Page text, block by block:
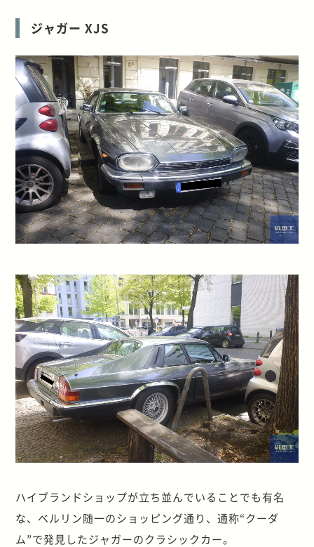
ジャガー XJS
ハイブランドショップが立ち並んでいることでも有名
な、ベルリン随一のショッピング通り、通称“クーダ
ム”で発見したジャガーのクラシックカー。